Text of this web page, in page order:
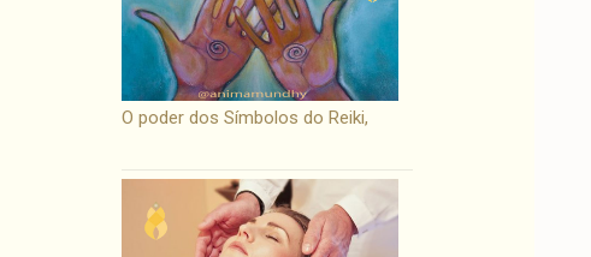
O poder dos Símbolos do Reiki,